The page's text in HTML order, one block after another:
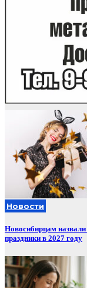
Новости
Новосибирцам
праздники в 2027 году